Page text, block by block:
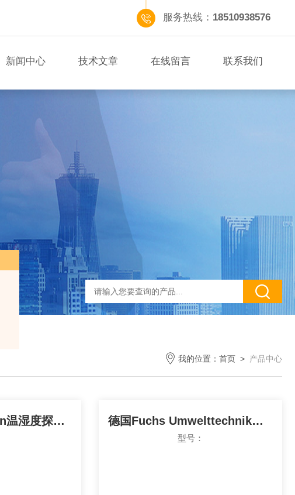
服务热线： 18510938576
新闻中心 技术文章 在线留言 联系我们
我的位置： 首页 > 产品中心
德国Driesen+Kern温湿度探头 DKRF500高精度 德国Fuchs Umwelttechnik过滤箱IFSF15V
型号：